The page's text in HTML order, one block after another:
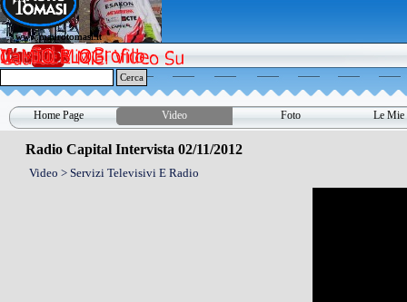
www.maurotomasi.it
www.maurotomasi.it
Cerca
Home Page Video ▼
Foto Le Mie
Radio Capital Intervista 02/11/2012
Video > Servizi Televisivi E Radio